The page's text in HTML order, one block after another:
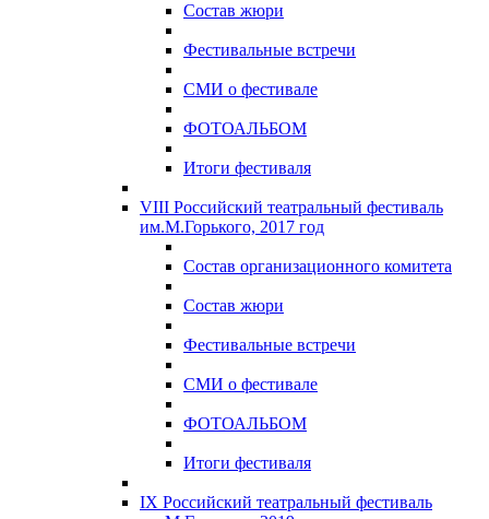
Состав жюри
Фестивальные встречи
СМИ о фестивале
ФОТОАЛЬБОМ
Итоги фестиваля
VIII Российский театральный фестиваль
им.М.Горького, 2017 год
Состав организационного комитета
Состав жюри
Фестивальные встречи
СМИ о фестивале
ФОТОАЛЬБОМ
Итоги фестиваля
IX Российский театральный фестиваль